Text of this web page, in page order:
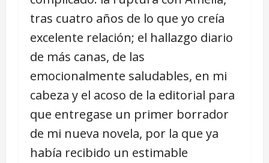
tras cuatro años de lo que yo creía
excelente relación; el hallazgo diario
de más canas, de las
emocionalmente saludables, en mi
cabeza y el acoso de la editorial para
que entregase un primer borrador
de mi nueva novela, por la que ya
había recibido un estimable